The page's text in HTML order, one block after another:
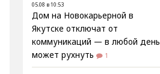
05.08 в 10:53
Дом на Новокарьерной в
Якутске отключат от
коммуникаций — в любой день
может рухнуть
1